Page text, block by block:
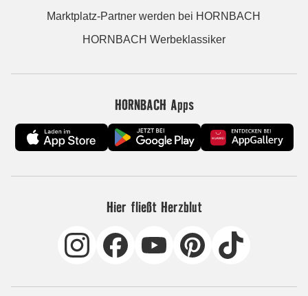
Marktplatz-Partner werden bei HORNBACH
HORNBACH Werbeklassiker
HORNBACH Apps
Hier fließt Herzblut